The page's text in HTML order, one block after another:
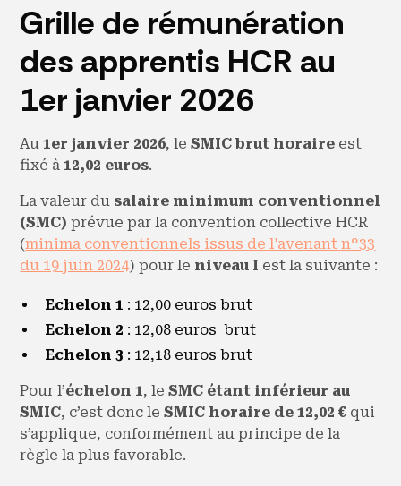
Grille de rémunération
des apprentis HCR au
1er janvier 2026
Au1er janvier 2026, leSMIC brut horaire est
fixé à12,02 euros.
La valeur du salaire minimum conventionnel
(SMC) prévue par la convention collective HCR
(minima conventionnels issus de l'avenant n°33
du 19 juin 2024) pour le niveau I est la suivante :
Echelon 1 : 12,00 euros brut
Echelon 2 : 12,08 euros brut
Echelon 3 : 12,18 euros brut
Pour l’échelon 1, leSMC étant inférieur au
SMIC, c’est donc leSMIC horaire de 12,02 € qui
s’applique, conformément au principe de la
règle la plus favorable.